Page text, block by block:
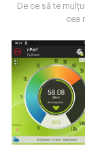
De
Datele
utilizatorii
efectuate
să vă
există mai
De ce să te
cea